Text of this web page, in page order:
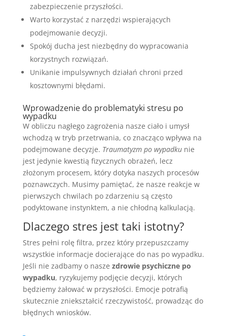
zabezpieczenie przyszłości.
Warto korzystać z narzędzi wspierających
podejmowanie decyzji.
Spokój ducha jest niezbędny do wypracowania
korzystnych rozwiązań.
Unikanie impulsywnych działań chroni przed
kosztownymi błędami.
Wprowadzenie do problematyki stresu po
wypadku
W obliczu nagłego zagrożenia nasze ciało i umysł
wchodzą w tryb przetrwania, co znacząco wpływa na
podejmowane decyzje. Traumatyzm po wypadkunie
jest jedynie kwestią fizycznych obrażeń, lecz
złożonym procesem, który dotyka naszych procesów
poznawczych. Musimy pamiętać, że nasze reakcje w
pierwszych chwilach po zdarzeniu są często
podyktowane instynktem, a nie chłodną kalkulacją.
Dlaczego stres jest taki istotny?
Stres pełni rolę filtra, przez który przepuszczamy
wszystkie informacje docierające do nas po wypadku.
Jeśli nie zadbamy o nasze zdrowie psychiczne po
wypadku, ryzykujemy podjęcie decyzji, których
będziemy żałować w przyszłości. Emocje potrafią
skutecznie zniekształcić rzeczywistość, prowadząc do
błędnych wniosków.